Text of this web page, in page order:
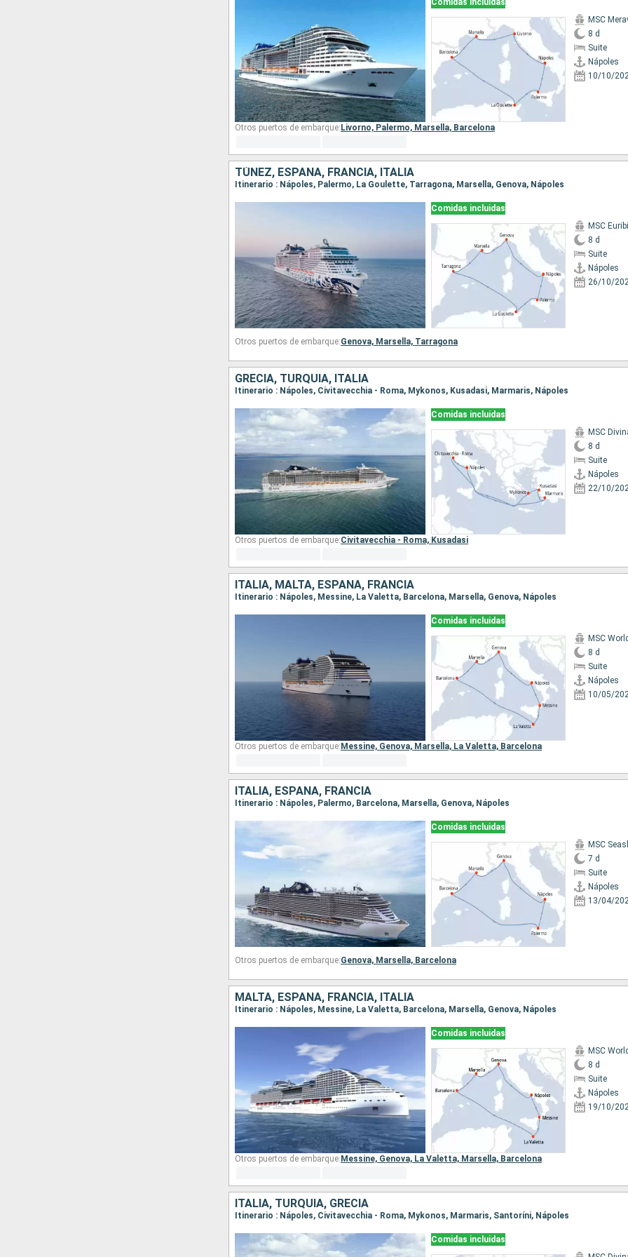
Comidas incluidas
MSC
8 d
Suite
Nápoles
10/10/
Otros puertos de embarque: Livorno, Palermo, Marsella, Barcelona
TÚNEZ, ESPAÑA, FRANCIA, ITALIA
Itinerario : Nápoles, Palermo, La Goulette, Tarragona, Marsella, Genova, Nápoles
Comidas incluidas
MSC
8 d
Suite
Nápoles
26/10/
Otros puertos de embarque:Genova, Marsella, Tarragona
GRECIA, TURQUÍA, ITALIA
Itinerario : Nápoles, Civitavecchia - Roma, Mykonos, Kusadasi, Marmaris, Nápoles
Comidas incluidas
MSC
8 d
Suite
Nápoles
22/10/
Otros puertos de embarque:Civitavecchia - Roma, Kusadasi
ITALIA, MALTA, ESPAÑA, FRANCIA
Itinerario : Nápoles, Messine, La Valetta, Barcelona, Marsella, Genova, Nápoles
Comidas incluidas
MSC
8 d
Suite
Nápoles
10/05/
Otros puertos de embarque: Messine, Genova, Marsella, La Valetta, Barcelona
ITALIA, ESPAÑA, FRANCIA
Itinerario : Nápoles, Palermo, Barcelona, Marsella, Genova, Nápoles
Comidas incluidas
MSC
7 d
Suite
Nápoles
13/04/
Otros puertos de embarque:Genova, Marsella, Barcelona
MALTA, ESPAÑA, FRANCIA, ITALIA
Itinerario : Nápoles, Messine, La Valetta, Barcelona, Marsella, Genova, Nápoles
Comidas incluidas
MSC
8 d
Suite
Nápoles
19/10/
Otros puertos de embarque: Messine, Genova, La Valetta, Marsella, Barcelona
ITALIA, TURQUÍA, GRECIA
Itinerario : Nápoles, Civitavecchia - Roma, Mykonos, Marmaris, Santoríni, Nápoles
Comidas incluidas